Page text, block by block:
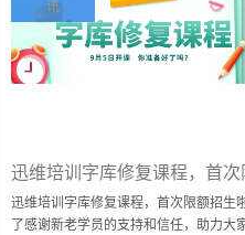
讯
迅维培训字库修复课程，首次限额招生
了感谢新老学员的支持和信任，助力大